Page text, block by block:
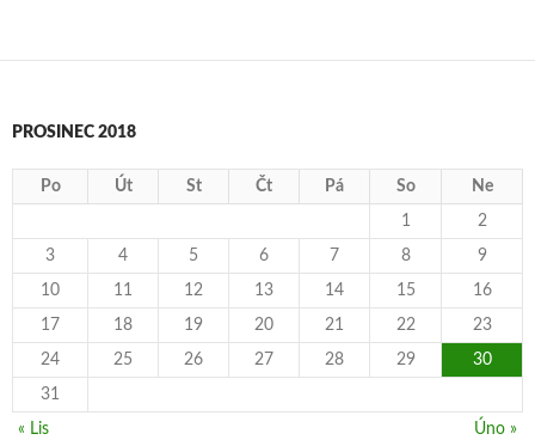
PROSINEC 2018
Po Út St Čt Pá So Ne
1 2
3 4 5 6 7 8 9
10 11 12 13 14 15 16
17 18 19 20 21 22 23
24 25 26 27 28 29 30
31
« Lis Úno »